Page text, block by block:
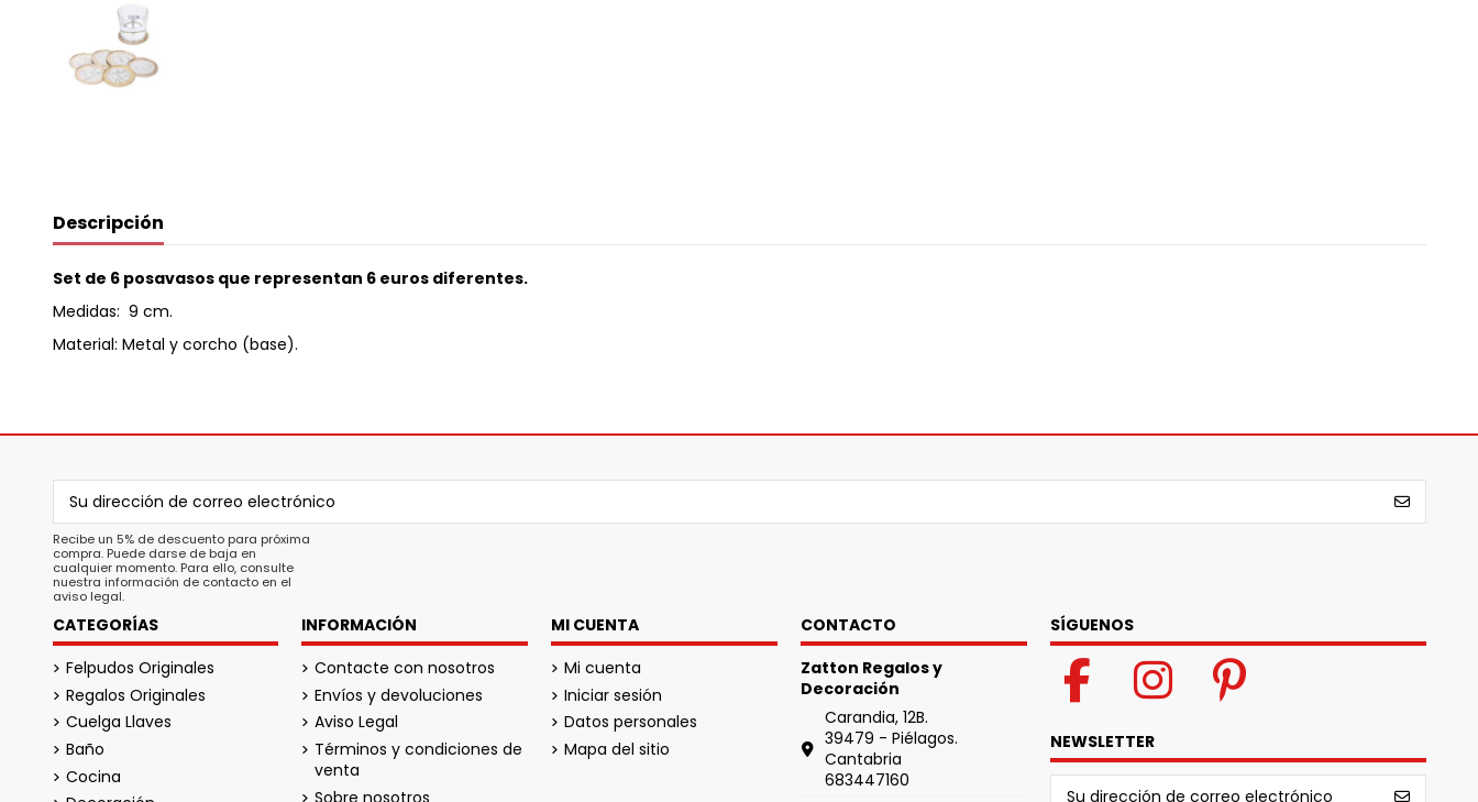
Descripción
Set de 6 posavasos que representan 6 euros diferentes.
Medidas: 9 cm.
Material: Metal y corcho (base).
Recibe un 5% de descuento para próxima
compra. Puede darse de baja en
cualquier momento. Para ello, consulte
nuestra información de contacto en el
aviso legal.
CATEGORÍAS
Felpudos Originales
Regalos Originales
Cuelga Llaves
Baño
Cocina
INFORMACIÓN
Contacte con nosotros
Envíos y devoluciones
Aviso Legal
Términos y condiciones de
venta
Sobre nosotros
MI CUENTA
Mi cuenta
Iniciar sesión
Datos personales
Mapa del sitio
CONTACTO
Zatton Regalos y
Decoración
Carandia, 12B.
39479 - Piélagos.
Cantabria
683447160
SÍGUENOS
NEWSLETTER